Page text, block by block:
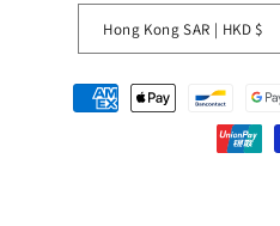
Hong Kong SAR | HKD $
Payment
methods